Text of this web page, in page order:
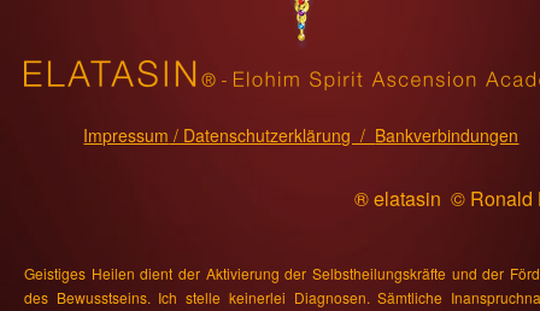
® elatasin © Ronald
Geistiges Heilen dient der Aktivierung der Selbstheilungskräfte und der
des Bewusstseins. Ich stelle keinerlei Diagnosen. Sämtliche
Impressum / Datenschutzerklärung / Bankverbindungen